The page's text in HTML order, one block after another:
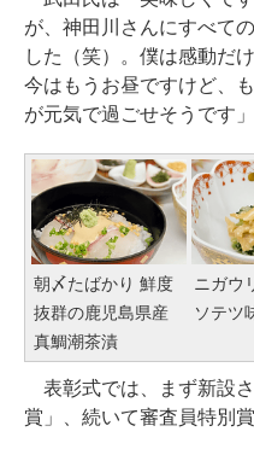
が、神田川さんにすべて
した（笑）。僕は感動だ
今はもうお昼ですけど、
が元気で過ごせそうです」
朝〆たばかり 鮮度
抜群の鹿児島県産
真鯛潮茶漬
ニガウ
ソテツ
表彰式では、まず新設
賞」、続いて審査員特別